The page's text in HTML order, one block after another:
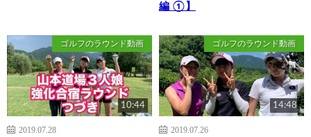
編 ①】
ゴルフのラウンド動画
10:44
2019.07.28
ゴルフのラウンド動画
14:48
2019.07.26